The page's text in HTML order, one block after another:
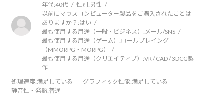
年代:40代 性別:男性
以前にマウスコンピューター製品をご購入されたことは
ありますか？:はい
最も使用する用途（一般・ビジネス）: メール/SNS
最も使用する用途（ゲーム）:ロールプレイング
（MMORPG・MORPG）
最も使用する用途（クリエイティブ）:VR / CAD / 3DCG製
作
処理速度:満足している グラフィック性能:満足している
静音性・発熱:普通